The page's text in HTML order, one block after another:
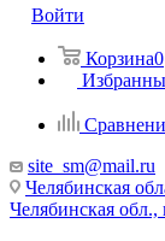
Войти
Корзина0
site_sm@mail.ru
Челябинская
Челябинская обл.,